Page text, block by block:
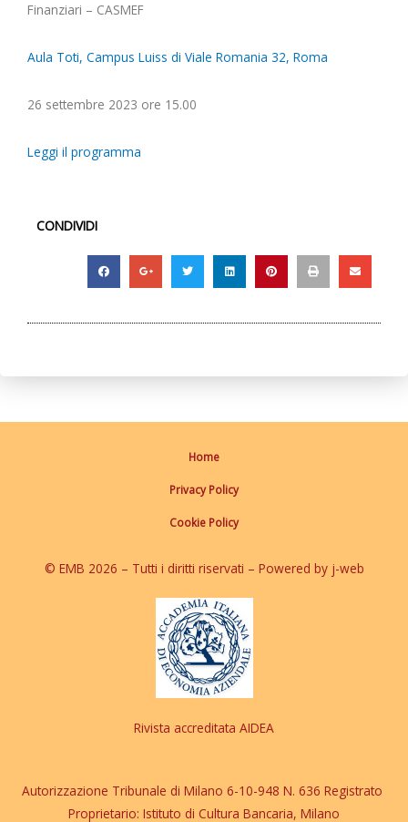
Finanziari – CASMEF
Aula Toti, Campus Luiss di Viale Romania 32, Roma
26 settembre 2023 ore 15.00
Leggi il programma
CONDIVIDI
Home
Privacy Policy
Cookie Policy
© EMB 2026 – Tutti i diritti riservati – Powered by j-web
Rivista accreditata AIDEA
Autorizzazione Tribunale di Milano 6-10-948 N. 636 Registrato
Proprietario: Istituto di Cultura Bancaria, Milano